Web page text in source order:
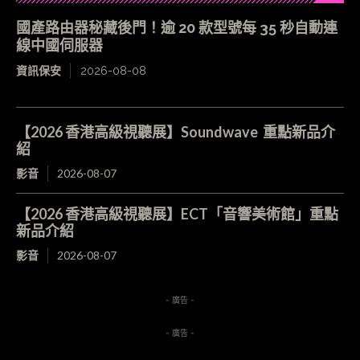
國產路由器秘藏後門！逾 20 款型號每 35 秒自動連
線中國伺服器
資訊保安 2026-08-08
【2026 香港高級視聽展】Soundwave 重點新品介
紹
影音 2026-08-07
【2026 香港高級視聽展】ECT「音響美術館」重點
新品介紹
影音 2026-08-07
- 廣告 -
- 廣告 -